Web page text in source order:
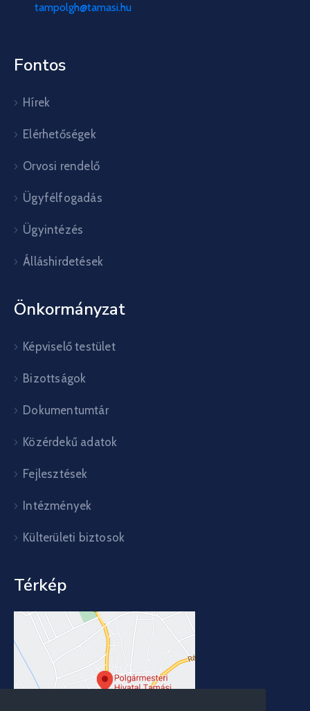
tampolgh@tamasi.hu
Fontos
Hírek
Elérhetőségek
Orvosi rendelő
Ügyfélfogadás
Ügyintézés
Álláshirdetések
Önkormányzat
Képviselő testület
Bizottságok
Dokumentumtár
Közérdekű adatok
Fejlesztések
Intézmények
Külterületi biztosok
Térkép